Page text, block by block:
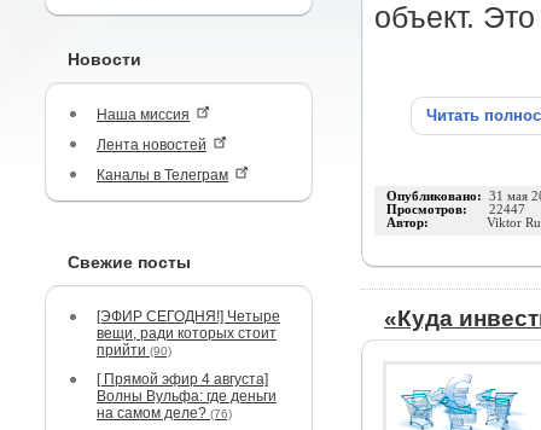
Новости
Наша миссия
Лента новостей
Каналы в Телеграм
Свежие посты
[ЭФИР СЕГОДНЯ!] Четыре
вещи, ради которых стоит
прийти (90)
[ Прямой эфир 4 августа]
Волны Вульфа: где деньги
на самом деле? (76)
объект.
Читать
Опубликовано: 31 мая
Просмотров: 22447
Автор: Viktor
«Куда